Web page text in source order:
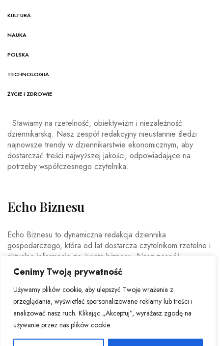
Cenimy Twoją prywatność
Używamy plików cookie, aby ulepszyć Twoje wrażenia z
przeglądania, wyświetlać spersonalizowane reklamy lub treści i
analizować nasz ruch. Klikając „Akceptuj”, wyrażasz zgodę na
używanie przez nas plików cookie.
KULTURA
NAUKA
POLSKA
TECHNOLOGIA
ŻYCIE I ZDROWIE
Stawiamy na rzetelność, obiektywizm i niezależność
dziennikarską. Nasz zespół redakcyjny nieustannie śledzi
najnowsze trendy w dziennikarstwie ekonomicznym, aby
dostarczać treści najwyższej jakości, odpowiadające na
potrzeby współczesnego czytelnika.
Echo Biznesu
Echo Biznesu to dynamiczna redakcja dziennika
gospodarczego, która od lat dostarcza czytelnikom rzetelne i
aktualne informacje ze świata biznesu. Nasz zespół
doświadczonych dziennikarzy i ekspertów ekonomicznych
codziennie analizuje najważniejsze wydarzenia rynkowe,
trendy gospodarcze oraz decyzje mające wpływ na polską i
światową ekonomię.